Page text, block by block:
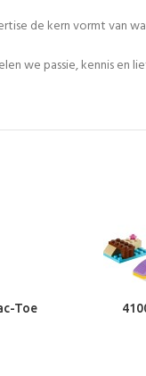
de kern vormt van
we passie, kennis en
Toe